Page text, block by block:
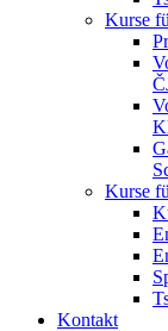
Kurse
Kurse
Kontakt